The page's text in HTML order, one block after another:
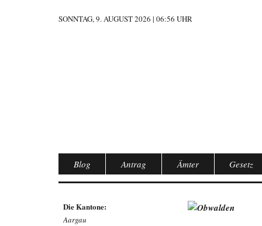
SONNTAG, 9. AUGUST 2026 | 06:56 UHR
Blog Antrag Ämter Gesetz
Die Kantone:
Aargau